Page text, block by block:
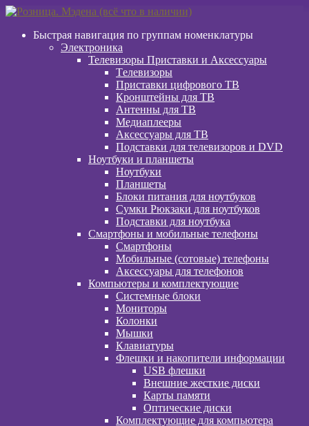
Перейти
навигации
Перейти
содержимому
Быстрая навигация по группам номенклатуры
Электроника
Телевизоры Приставки и Аксессуары
Tелевизоры
Приставки цифрового ТВ
Кронштейны для ТВ
Антенны для ТВ
Медиаплееры
Аксессуары для ТВ
Подставки для телевизоров и DVD
Ноутбуки и планшеты
Ноутбуки
Планшеты
Блоки питания для ноутбуков
Сумки Рюкзаки для ноутбуков
Подставки для ноутбука
Смартфоны и мобильные телефоны
Смартфоны
Мобильные (сотовые) телефоны
Аксессуары для телефонов
Компьютеры и комплектующие
Системные блоки
Мониторы
Колонки
Мышки
Клавиатуры
Флешки и накопители информации
USB флешки
Внешние жесткие диски
Карты памяти
Оптические диски
Комплектующие для компьютера